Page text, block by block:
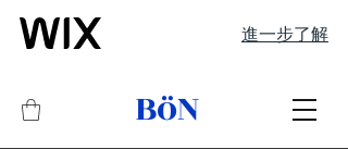
進一步了解